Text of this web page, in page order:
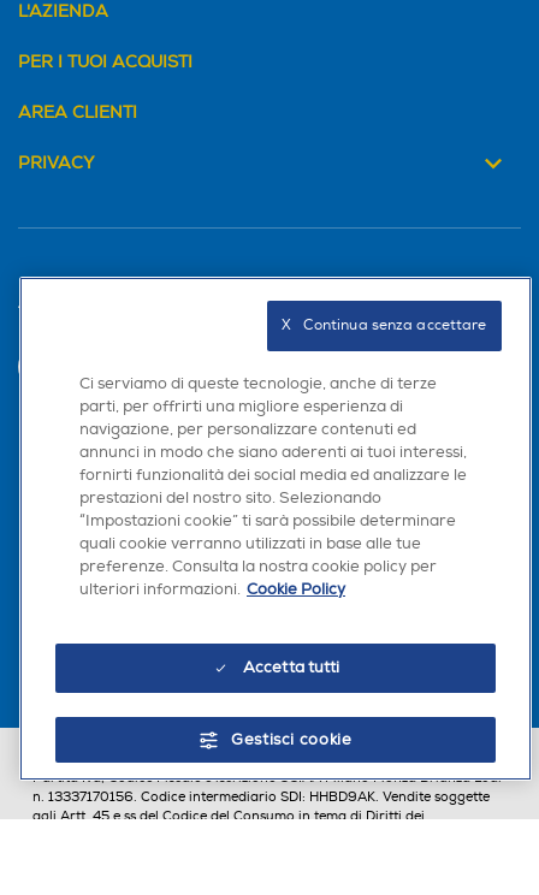
L'AZIENDA
PER I TUOI ACQUISTI
AREA CLIENTI
PRIVACY
Trova negozio
Seguici sui social
Scarica la nostra app
Euronics Italia SpA. Sede legale Via Montefeltro, 6/a 20156 Milano
Partita Iva, Codice Fiscale e iscrizione CCIAA Milano Monza Brianza Lodi
n. 13337170156. Codice intermediario SDI: HHBD9AK. Vendite soggette
agli Artt. 45 e ss del Codice del Consumo in tema di Diritti dei
Ci serviamo di queste tecnologie, anche di terze
parti, per offrirti una migliore esperienza di
navigazione, per personalizzare contenuti ed
annunci in modo che siano aderenti ai tuoi interessi,
fornirti funzionalità dei social media ed analizzare le
prestazioni del nostro sito. Selezionando
“Impostazioni cookie” ti sarà possibile determinare
quali cookie verranno utilizzati in base alle tue
preferenze. Consulta la nostra cookie policy per
ulteriori informazioni. Cookie Policy
Accetta tutti
Gestisci cookie
X   Continua senza accettare